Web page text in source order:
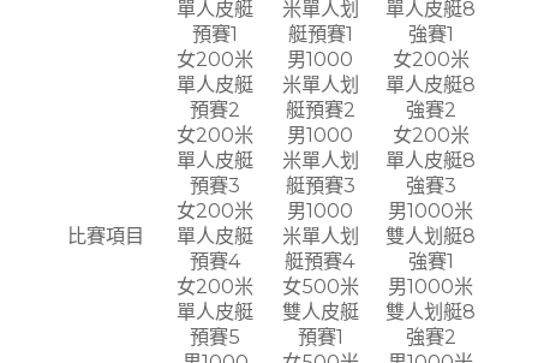
比賽項目
單人皮艇
預賽1
女200米
單人皮艇
預賽2
女200米
單人皮艇
預賽3
女200米
單人皮艇
預賽4
女200米
單人皮艇
預賽5
米單人划
艇預賽1
男1000
米單人划
艇預賽2
男1000
米單人划
艇預賽3
男1000
米單人划
艇預賽4
女500米
雙人皮艇
預賽1
單人皮艇8
強賽1
女200米
單人皮艇8
強賽2
女200米
單人皮艇8
強賽3
男1000米
雙人划艇8
強賽1
男1000米
雙人划艇8
強賽2